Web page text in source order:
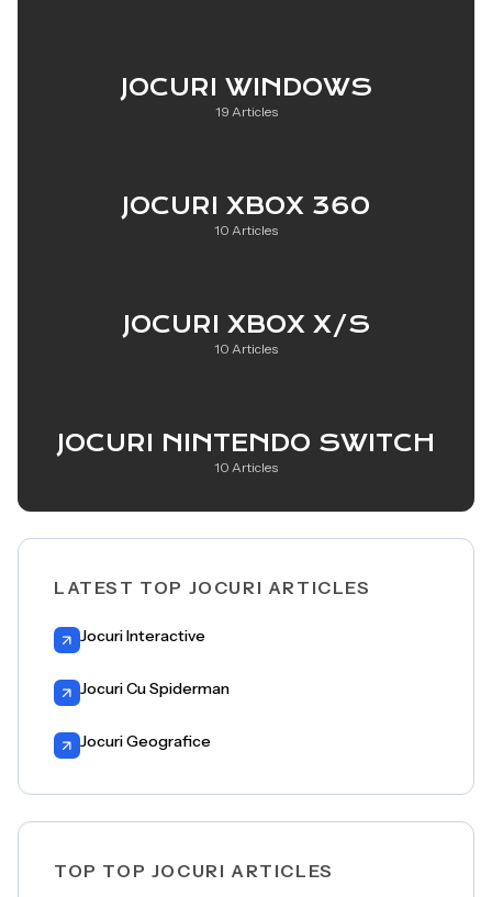
JOCURI WINDOWS
19 Articles
JOCURI XBOX 360
10 Articles
JOCURI XBOX X/S
10 Articles
JOCURI NINTENDO SWITCH
10 Articles
LATEST TOP JOCURI ARTICLES
Jocuri Interactive
Jocuri Cu Spiderman
Jocuri Geografice
TOP TOP JOCURI ARTICLES